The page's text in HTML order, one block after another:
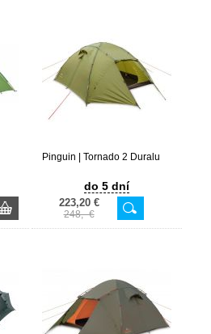
Pinguin | Tornado 2 Duralu
do 5 dní
223,20 €
248,- €